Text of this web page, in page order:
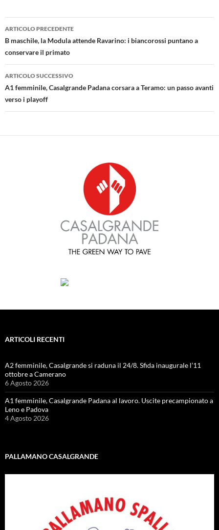
Navigazione
articolo
ARTICOLO PRECEDENTE
B maschile, la Modula attende Ravarino: i biancorossi puntano a
conservare il primato
ARTICOLO SUCCESSIVO
A1 femminile, Casalgrande Padana corsara a Teramo: un passo avanti
verso i playoff
ARTICOLI RECENTI
A2 femminile, Casalgrande si raduna il 24/8. Sfida inaugurale l’11
ottobre a Camerano
6 Agosto 2026
A1 femminile, Casalgrande Padana al lavoro. Uscite precampionato a
Leno e Padova
4 Agosto 2026
PALLAMANO CASALGRANDE